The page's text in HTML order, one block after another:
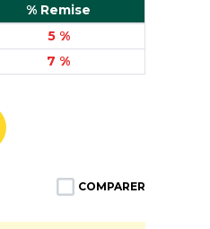
% Remise
5 %
7 %
COMPARER